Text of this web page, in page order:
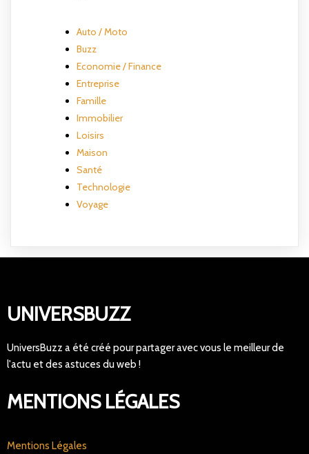
Auto / Moto
Buzz
Economie / Finance
Entreprise
Famille
Immobilier
Loisirs
Maison
Santé
Technologie
Voyage
UNIVERSBUZZ
UniversBuzz a été créé pour partager avec vous le meilleur de
l'actu et des astuces du web !
MENTIONS LÉGALES
Mentions Légales